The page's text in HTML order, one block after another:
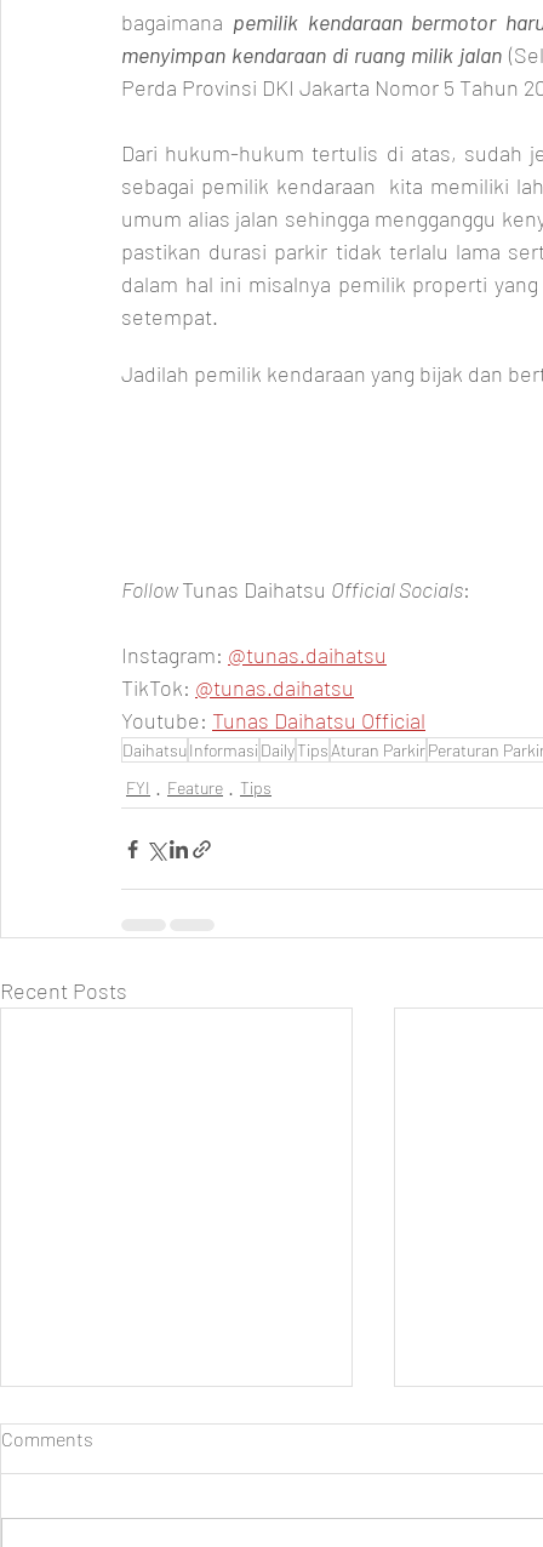
bagaimana pemilik kendaraan bermotor
menyimpan kendaraan di ruang milik jalan
Perda Provinsi DKI Jakarta Nomor 5 Tahun
Dari hukum-hukum tertulis di atas, sudah
sebagai pemilik kendaraan  kita memiliki
umum alias jalan sehingga mengganggu
pastikan durasi parkir tidak terlalu lama
dalam hal ini misalnya pemilik properti
setempat.
Jadilah pemilik kendaraan yang bijak dan
Follow Tunas Daihatsu Official Socials:
Instagram: @tunas.daihatsu
TikTok: @tunas.daihatsu
Youtube: Tunas Daihatsu Official
DaihatsuInformasi DailyTips Aturan ParkirPeraturan
FYI
Feature Tips
Recent Posts
Comments